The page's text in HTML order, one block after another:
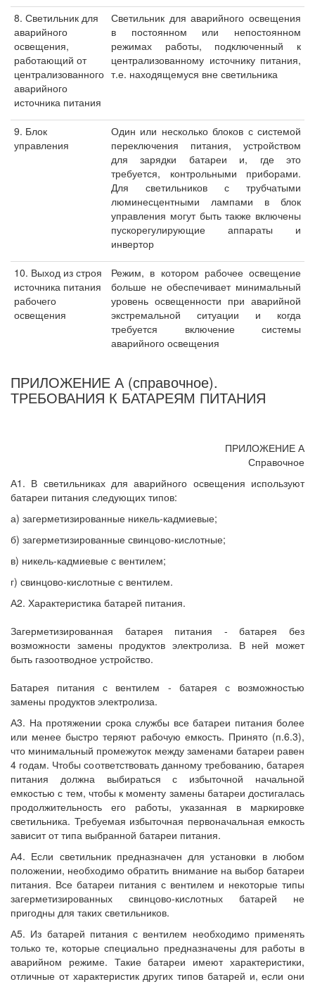
8. Светильник для
аварийного
освещения,
работающий от
централизованного
аварийного
источника питания
Светильник для аварийного освещения
в постоянном или непостоянном
режимах работы, подключенный к
централизованному источнику питания,
т.е. находящемуся вне светильника
9. Блок
управления
Один или несколько блоков с системой
переключения питания, устройством
для зарядки батареи и, где это
требуется, контрольными приборами.
Для светильников с трубчатыми
люминесцентными лампами в блок
управления могут быть также включены
пускорегулирующие аппараты и
инвертор
10. Выход из строя
источника питания
рабочего
освещения
Режим, в котором рабочее освещение
больше не обеспечивает минимальный
уровень освещенности при аварийной
экстремальной ситуации и когда
требуется включение системы
аварийного освещения
ПРИЛОЖЕНИЕ А (справочное).
ТРЕБОВАНИЯ К БАТАРЕЯМ ПИТАНИЯ
ПРИЛОЖЕНИЕ А
Справочное
А1. В светильниках для аварийного освещения используют
батареи питания следующих типов:
а) загерметизированные никель-кадмиевые;
б) загерметизированные свинцово-кислотные;
в) никель-кадмиевые с вентилем;
г) свинцово-кислотные с вентилем.
А2. Характеристика батарей питания.
Загерметизированная батарея питания - батарея без
возможности замены продуктов электролиза. В ней может
быть газоотводное устройство.
Батарея питания с вентилем - батарея с возможностью
замены продуктов электролиза.
А3. На протяжении срока службы все батареи питания более
или менее быстро теряют рабочую емкость. Принято (п.6.3),
что минимальный промежуток между заменами батареи равен
4 годам. Чтобы соответствовать данному требованию, батарея
питания должна выбираться с избыточной начальной
емкостью с тем, чтобы к моменту замены батареи достигалась
продолжительность его работы, указанная в маркировке
светильника. Требуемая избыточная первоначальная емкость
зависит от типа выбранной батареи питания.
А4. Если светильник предназначен для установки в любом
положении, необходимо обратить внимание на выбор батареи
питания. Все батареи питания с вентилем и некоторые типы
загерметизированных свинцово-кислотных батарей не
пригодны для таких светильников.
А5. Из батарей питания с вентилем необходимо применять
только те, которые специально предназначены для работы в
аварийном режиме. Такие батареи имеют характеристики,
отличные от характеристик других типов батарей и, если они